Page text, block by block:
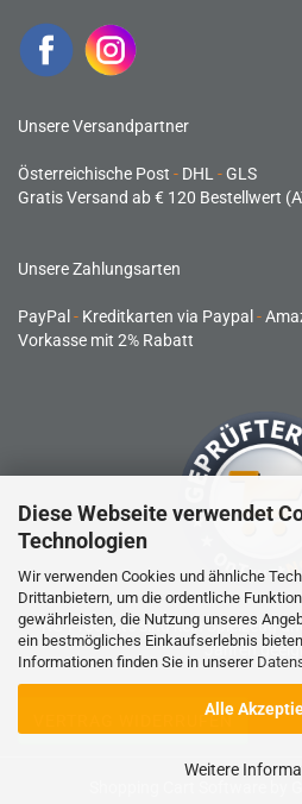
Diese Webseite verwendet
Technologien
Wir verwenden Cookies und ähnliche
Drittanbietern, um die ordentliche
gewährleisten, die Nutzung unseres
ein bestmögliches Einkaufserlebnis
Informationen finden Sie in unserer
Alle
Weitere
Unsere Versandpartner
Österreichische Post - DHL -GLS
Gratis Versand ab € 120 Bestellwert
Unsere Zahlungsarten
PayPal - Kreditkarten via Paypal -
Vorkasse mit 2% Rabatt
RC-Produkte sind kein Spielzeug
Jahren
VERTRAG WIDERRUFEN